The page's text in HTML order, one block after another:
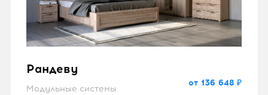
Рандеву
Модульные системы
от 136 648 ₽